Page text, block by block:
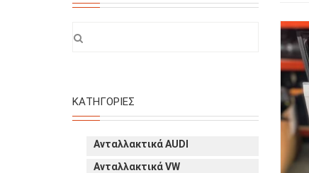
ΚΑΤΗΓΟΡΊΕΣ
Ανταλλακτικά AUDI
Ανταλλακτικά VW